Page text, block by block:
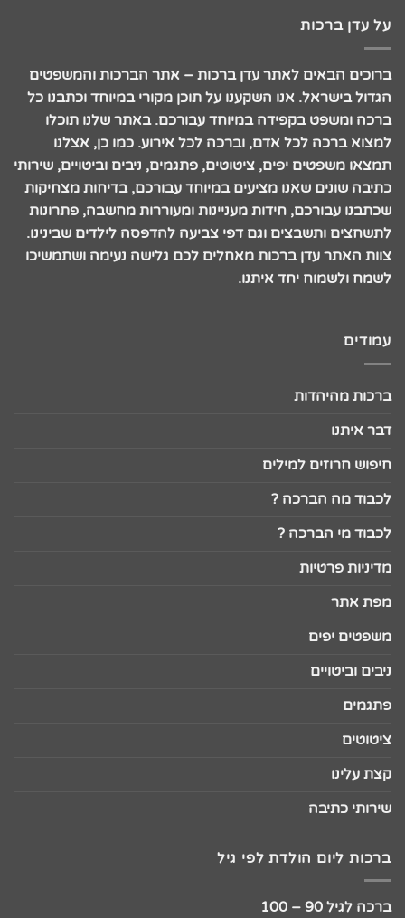
על עדן ברכות
ברוכים הבאים לאתר עדן ברכות – אתר הברכות והמשפטים
הגדול בישראל. אנו השקענו על תוכן מקורי במיוחד וכתבנו כל
ברכה ומשפט בקפידה במיוחד עבורכם. באתר שלנו תוכלו
למצוא ברכה לכל אדם, וברכה לכל אירוע. כמו כן, אצלנו
תמצאו משפטים יפים, ציטוטים, פתגמים, ניבים וביטויים, שירותי
כתיבה שונים שאנו מציעים במיוחד עבורכם, בדיחות מצחיקות
שכתבנו עבורכם, חידות מעניינות ומעוררות מחשבה, פתרונות
לתשחצים ותשבצים וגם דפי צביעה להדפסה לילדים שבינינו.
צוות האתר עדן ברכות מאחלים לכם גלישה נעימה ושתמשיכו
לשמח ולשמוח יחד איתנו.
עמודים
ברכות מהיהדות
דבר איתנו
חיפוש חרוזים למילים
לכבוד מה הברכה ?
לכבוד מי הברכה ?
מדיניות פרטיות
מפת אתר
משפטים יפים
ניבים וביטויים
פתגמים
ציטוטים
קצת עלינו
שירותי כתיבה
ברכות ליום הולדת לפי גיל
ברכה לגיל 90 – 100